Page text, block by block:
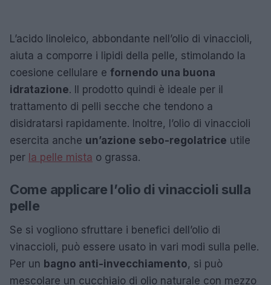
L’acido linoleico, abbondante nell’olio di vinaccioli,
aiuta a comporre i lipidi della pelle, stimolando la
coesione cellulare e fornendo una buona
idratazione. Il prodotto quindi è ideale per il
trattamento di pelli secche che tendono a
disidratarsi rapidamente. Inoltre, l’olio di vinaccioli
esercita anche un’azione sebo-regolatrice utile
per la pelle mista o grassa.
Come applicare l’olio di vinaccioli sulla
pelle
Se si vogliono sfruttare i benefici dell’olio di
vinaccioli, può essere usato in vari modi sulla pelle.
Per un bagno anti-invecchiamento, si può
mescolare un cucchiaio di olio naturale con mezzo